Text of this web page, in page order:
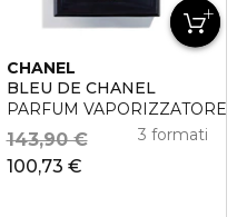
CHANEL
BLEU DE CHANEL
PARFUM VAPORIZZATORE
100,73 €
143,90 € 3 formati